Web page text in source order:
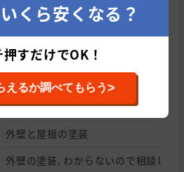
外壁の塗装
外壁の塗装, 屋根の貼り替え(葺き替
外壁と屋根の塗装
外壁と屋根の塗装
外壁と屋根の塗装
外壁の塗装, わからないので相談した
くら安くなる？
すだけでOK！
えるか調べてもらう>